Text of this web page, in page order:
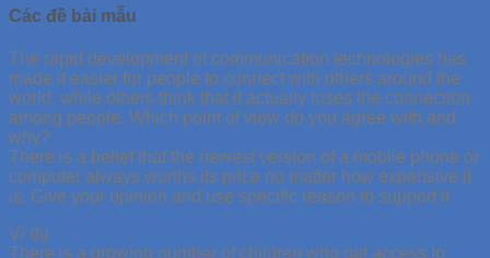
Các đề bài mẫu
The rapid development of communication technologies has
made it easier for people to connect with others around the
world, while others think that it actually loses the connection
among people. Which point of view do you agree with and
why?
There is a belief that the newest version of a mobile phone or
computer always worths its price no matter how expensive it
is. Give your opinion and use specific reason to support it
Ví dụ
There is a growing number of children who get access to